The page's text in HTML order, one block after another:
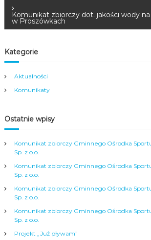
a
w
i
g
a
c
j
a
w
p
i
Komunikat zbiorczy dot. jakości wody na
w Proszówkach
Kategorie
Aktualności
Komunikaty
Ostatnie wpisy
Komunikat zbiorczy Gminnego Ośrodka
Sp. z o.o.
Komunikat zbiorczy Gminnego Ośrodka
Sp. z o.o.
Komunikat zbiorczy Gminnego Ośrodka
Sp. z o.o.
Komunikat zbiorczy Gminnego Ośrodka
Sp. z o.o.
Projekt „Już pływam”